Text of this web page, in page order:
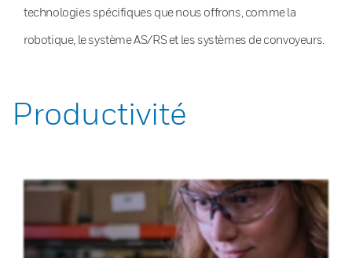
technologies spécifiques que nous offrons, comme la
robotique, le système AS/RS et les systèmes de convoyeurs.
Productivité